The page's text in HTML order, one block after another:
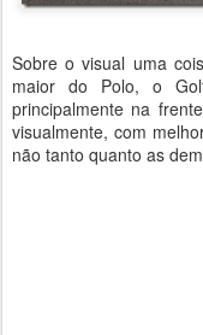
Sobre o visual uma
maior do Polo, o
principalmente na
visualmente, com
não tanto quanto as